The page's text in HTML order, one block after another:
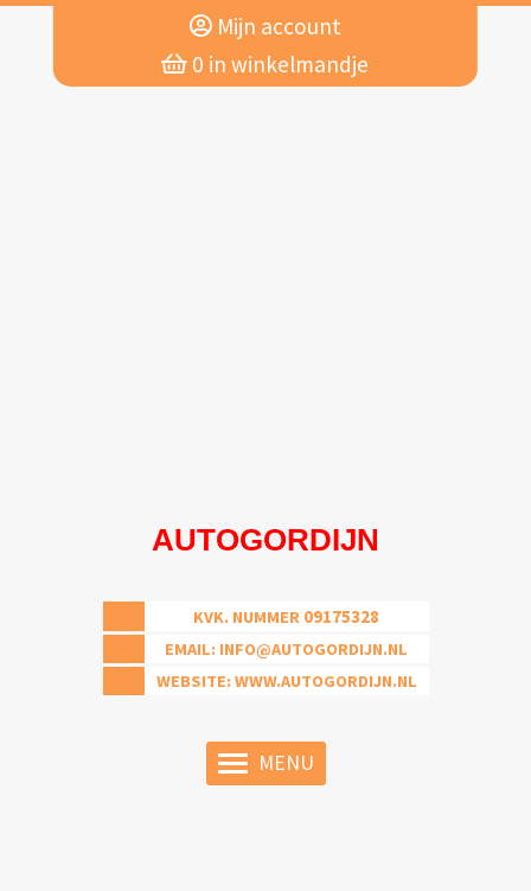
Mijn account
0 in winkelmandje
AUTOGORDIJN
KVK. NUMMER 09175328
EMAIL: INFO@AUTOGORDIJN.NL
WEBSITE: WWW.AUTOGORDIJN.NL
MENU